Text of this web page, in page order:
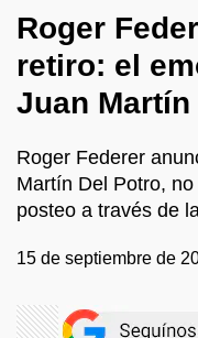
Roger
retiro: el
Juan
Roger Federer
Martín Del Potro,
posteo a través de
15 de septiembre de